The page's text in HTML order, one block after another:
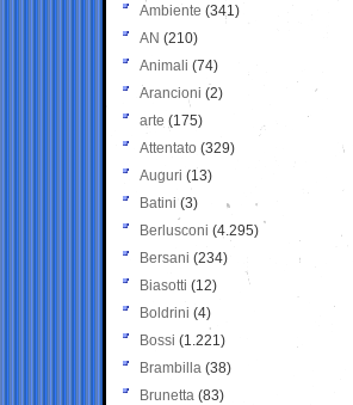
Ambiente (341)
AN (210)
Animali (74)
Arancioni (2)
arte (175)
Attentato (329)
Auguri (13)
Batini (3)
Berlusconi (4.295)
Bersani (234)
Biasotti (12)
Boldrini (4)
Bossi (1.221)
Brambilla (38)
Brunetta (83)